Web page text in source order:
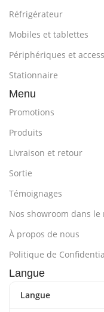
Réfrigérateur
Mobiles et tablettes
Périphériques et
Stationnaire
Menu
Promotions
Produits
Livraison et retour
Sortie
Témoignages
Nos showroom dans le
À propos de nous
Politique de
Langue
Langue